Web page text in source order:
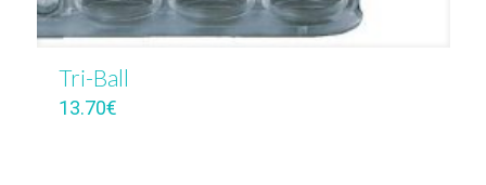
Tri-Ball
13.70€